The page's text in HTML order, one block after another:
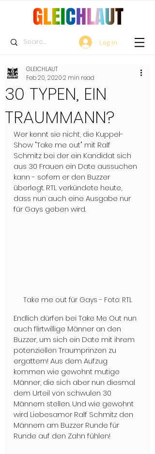
Log In
30 TYPEN, EIN
TRAUMMANN?
GLEICHLAUT
Feb 20, 20202 min read
Wer kennt sie nicht, die Kuppel-
Show "Take me out" mit Ralf
Schmitz bei der ein Kandidat sich
aus 30 Frauen ein Date aussuchen
kann - sofern er den Buzzer
überlegt. RTL verkündete heute,
dass nun auch eine Ausgabe nur
für Gays geben wird.
Take me out für Gays - Foto: RTL
Endlich dürfen bei Take Me Out nun
auch flirtwillige Männer an den
Buzzer, um sich ein Date mit ihrem
potenziellen Traumprinzen zu
ergattern! Aus dem Aufzug
kommen wie gewohnt mutige
Männer, die sich aber nun diesmal
dem Urteil von schwulen 30
Männern stellen. Und wie gewohnt
wird Liebesamor Ralf Schmitz den
Männern am Buzzer Runde für
Runde auf den Zahn fühlen!